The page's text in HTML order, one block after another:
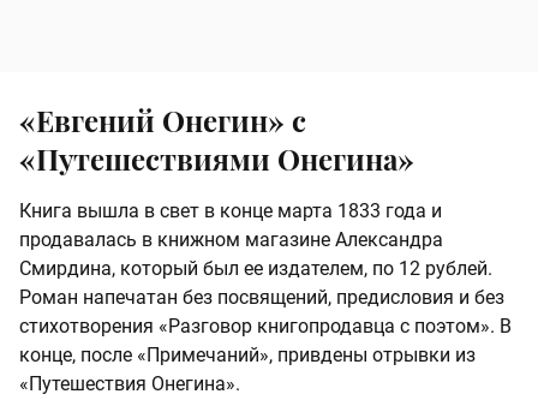
«Евгений Онегин» с
«Путешествиями Онегина»
Книга вышла в свет в конце марта 1833 года и
продавалась в книжном магазине Александра
Смирдина, который был ее издателем, по 12 рублей.
Роман напечатан без посвящений, предисловия и без
стихотворения «Разговор книгопродавца с поэтом». В
конце, после «Примечаний», привдены отрывки из
«Путешествия Онегина».